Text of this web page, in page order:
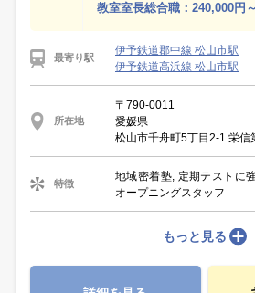
教室室長総合職：240,000円
最寄り駅
伊予鉄道郡中線 松山市駅
伊予鉄道高浜線 松山市駅
所在地
〒790-0011
愛媛県
松山市千舟町5丁目2-1 栄信
特徴
地域密着塾, 定期テストに
オープニングスタッフ
もっと見る